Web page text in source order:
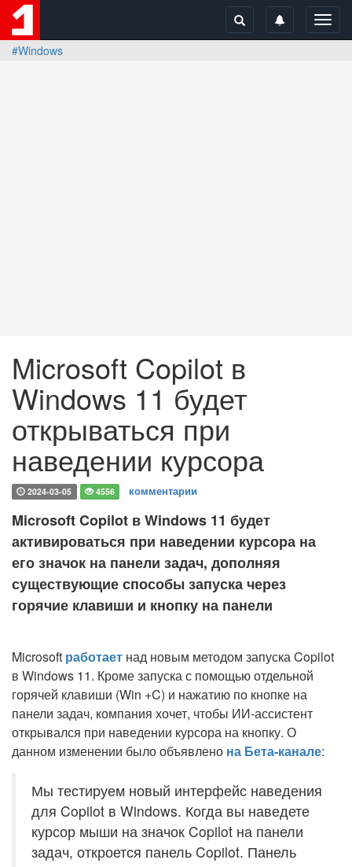
#Windows
Microsoft Copilot в
Windows 11 будет
открываться при
наведении курсора
2024-03-05 4556 комментарии
Microsoft Copilot в Windows 11 будет
активироваться при наведении курсора на
его значок на панели задач, дополняя
существующие способы запуска через
горячие клавиши и кнопку на панели
Microsoft работает над новым методом запуска Copilot
в Windows 11. Кроме запуска с помощью отдельной
горячей клавиши (Win +C) и нажатию по кнопке на
панели задач, компания хочет, чтобы ИИ-ассистент
открывался при наведении курсора на кнопку. О
данном изменении было объявлено на Бета-канале:
Мы тестируем новый интерфейс наведения
для Copilot в Windows. Когда вы наведете
курсор мыши на значок Copilot на панели
задач, откроется панель Copilot. Панель